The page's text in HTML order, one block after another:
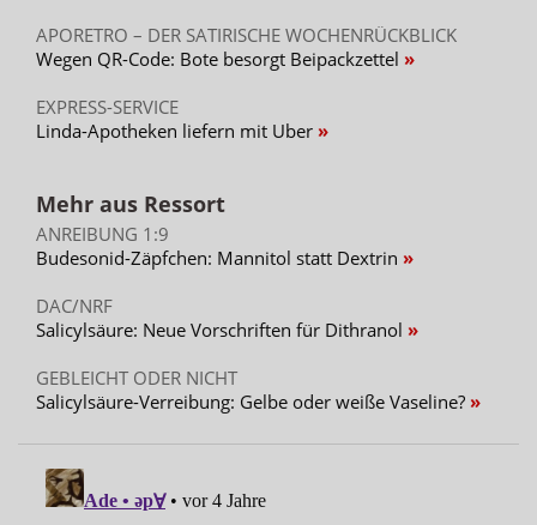
APORETRO – DER SATIRISCHE WOCHENRÜCKBLICK
Wegen QR-Code: Bote besorgt Beipackzettel
EXPRESS-SERVICE
Linda-Apotheken liefern mit Uber
Mehr aus Ressort
ANREIBUNG 1:9
Budesonid-Zäpfchen: Mannitol statt Dextrin
DAC/NRF
Salicylsäure: Neue Vorschriften für Dithranol
GEBLEICHT ODER NICHT
Salicylsäure-Verreibung: Gelbe oder weiße Vaseline?